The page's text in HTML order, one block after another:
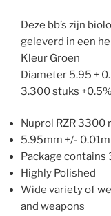
Deze bb’s zijn
geleverd in een
Kleur Groen
Diameter 5.95 +
3.300 stuks +0.5%
Nuprol RZR 3300
5.95mm +/-
Package contains
Highly Polished
Wide variety of
and weapons